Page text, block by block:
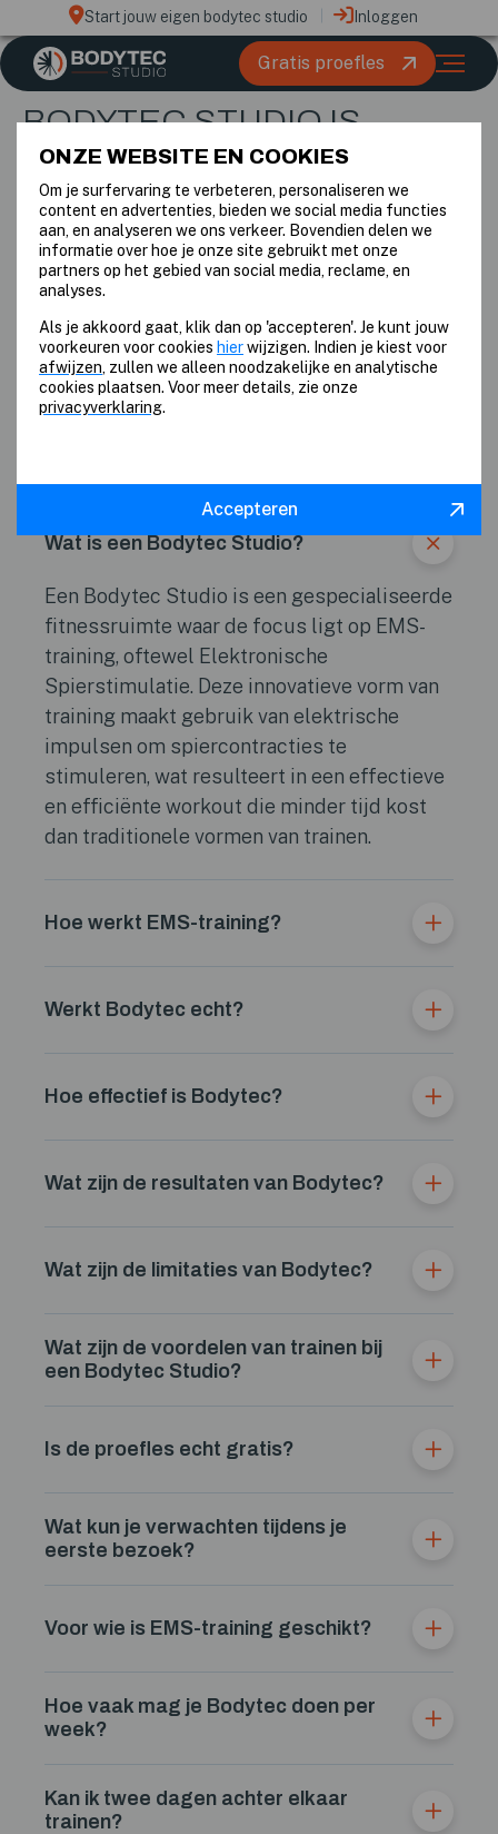
Start jouw eigen bodytec studio Inloggen
Gratis proefles
DAAROM KIES JE VOOR BODYTEC STUDIO
BODYTEC STUDIO IS
DÉ EMS SPECIALIST
NEDERLAND
Bij Bodytec Studio geloven we in efficiënte
trainingen die resultaat leveren met slechts 20
EMS-technologie—de ideale oplossing voor
iedereen die serieus bezig is met zijn
gezondheid.
Wat is een Bodytec Studio?
Een Bodytec Studio is een gespecialiseerde
fitnessruimte waar de focus ligt op EMS-
training, oftewel Elektronische
Spierstimulatie. Deze innovatieve vorm van
training maakt gebruik van elektrische
impulsen om spiercontracties te
stimuleren, wat resulteert in een effectieve
en efficiënte workout die minder tijd kost
dan traditionele vormen van trainen.
Hoe werkt EMS-training?
Werkt Bodytec echt?
Hoe effectief is Bodytec?
Wat zijn de resultaten van Bodytec?
Wat zijn de limitaties van Bodytec?
Wat zijn de voordelen van trainen bij
een Bodytec Studio?
Is de proefles echt gratis?
Wat kun je verwachten tijdens je
eerste bezoek?
Voor wie is EMS-training geschikt?
Hoe vaak mag je Bodytec doen per
week?
Kan ik twee dagen achter elkaar
trainen?
ONZE WEBSITE EN COOKIES
Om je surfervaring te verbeteren, personaliseren we
content en advertenties, bieden we social media functies
aan, en analyseren we ons verkeer. Bovendien delen we
informatie over hoe je onze site gebruikt met onze
partners op het gebied van social media, reclame, en
analyses.
Als je akkoord gaat, klik dan op 'accepteren'. Je kunt jouw
voorkeuren voor cookies hierwijzigen. Indien je kiest voor
afwijzen, zullen we alleen noodzakelijke en analytische
cookies plaatsen. Voor meer details, zie onze
privacyverklaring.
Accepteren